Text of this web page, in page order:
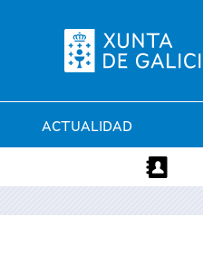
ACTUALIDAD